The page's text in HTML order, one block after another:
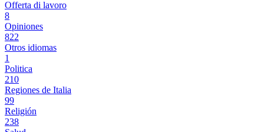
Offerta di lavoro
8
Opiniones
822
Otros idiomas
1
Politica
210
Regiones de Italia
99
Religión
238